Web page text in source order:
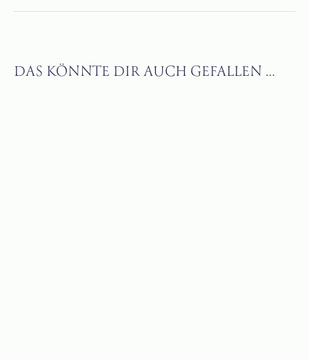
DAS KÖNNTE DIR AUCH GEFALLEN …